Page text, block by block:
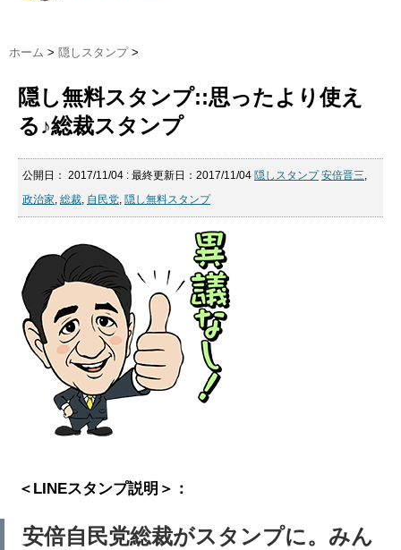
ホーム > 隠しスタンプ >
隠し無料スタンプ::思ったより使え
る♪総裁スタンプ
公開日： 2017/11/04 : 最終更新日：2017/11/04 隠しスタンプ 安倍晋三,
政治家, 総裁, 自民党, 隠し無料スタンプ
＜LINEスタンプ説明＞：
安倍自民党総裁がスタンプに。みん